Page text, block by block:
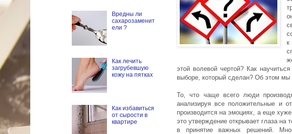
этой волевой чертой? Как
выборе, который сделан? Об этом мы
То, что чаще всего люди
анализируя все положительные и
производится на эмоциях, а еще
это утверждение открывает глаза на
в принятие важных решений.
Вредны ли
сахарозаменит
ели ?
Как лечить
загрубевшую
кожу на пятках
Как избавиться
от сырости в
квартире